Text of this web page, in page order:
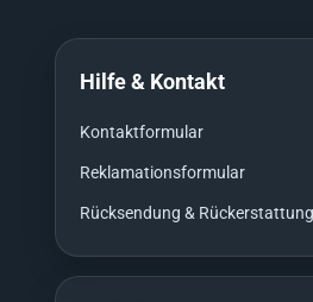
Hilfe & Kontakt
Kontaktformular
Reklamationsformular
Rücksendung & Rückerstattung